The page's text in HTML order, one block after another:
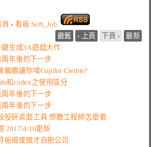
頁 › 看板 Soft_Job
最舊
‹ 上頁 下頁 ›
最新
生成3A遊戲大作
年後的下一步
繼續讓你噴Copilot Credits?
和codex之使用區分
年後的下一步
年後的下一步
投研桌面工具 想聽工程師怎麼看
2017/4/10更新
板規或徵才自刪公司